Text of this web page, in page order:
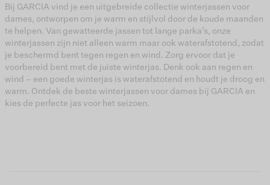
Bij GARCIA vind je een uitgebreide collectie winterjassen voor
dames, ontworpen om je warm en stijlvol door de koude maanden
te helpen. Van gewatteerde jassen tot lange parka’s, onze
winterjassen zijn niet alleen warm maar ook waterafstotend, zodat
je beschermd bent tegen regen en wind. Zorg ervoor dat je
voorbereid bent met de juiste winterjas. Denk ook aan regen en
wind – een goede winterjas is waterafstotend en houdt je droog en
warm. Ontdek de beste winterjassen voor dames bij GARCIA en
kies de perfecte jas voor het seizoen.